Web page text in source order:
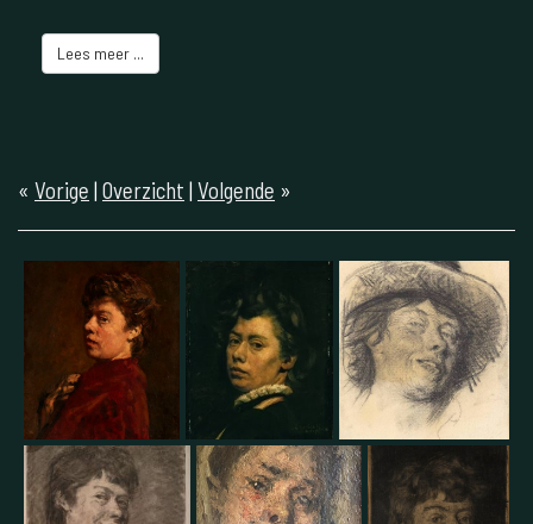
Lees meer ...
« Vorige | Overzicht | Volgende »